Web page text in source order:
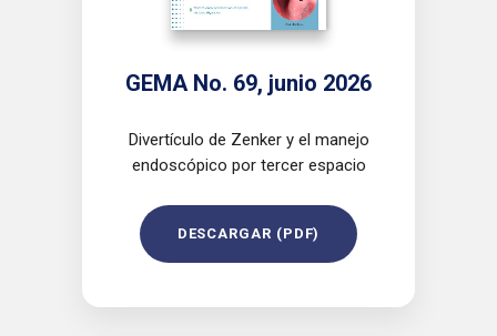
GEMA No. 69, junio 2026
Divertículo de Zenker y el manejo
endoscópico por tercer espacio
DESCARGAR (PDF)